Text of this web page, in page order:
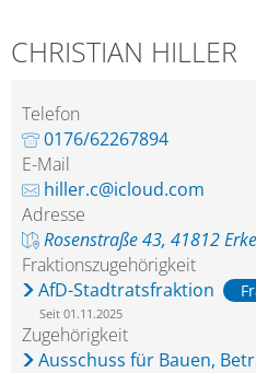
CHRISTIAN HILLER
Telefon
0176/62267894
E-Mail
hiller.c@icloud.com
Adresse
Rosenstraße 43, 41812
Fraktionszugehörigkeit
AfD-Stadtratsfraktion
Seit 01.11.2025
Zugehörigkeit
Ausschuss für Bauen,